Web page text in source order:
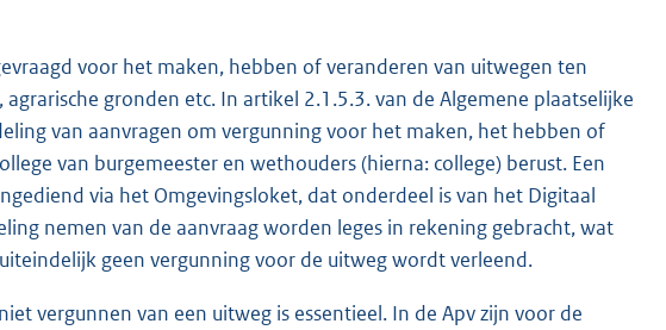
voor het maken, hebben of veranderen van uitwegen ten
gronden etc. In artikel 2.1.5.3. van de Algemene plaatselijke
van aanvragen om vergunning voor het maken, het hebben of
van burgemeester en wethouders (hierna: college) berust. Een
via het Omgevingsloket, dat onderdeel is van het Digitaal
nemen van de aanvraag worden leges in rekening gebracht, wat
geen vergunning voor de uitweg wordt verleend.
vergunnen van een uitweg is essentieel. In de Apv zijn voor de